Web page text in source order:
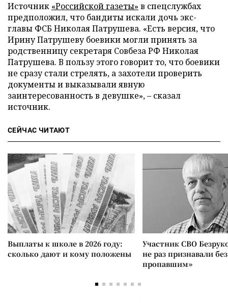
Источник «Российской газеты» в спецслужбах
предположил, что бандиты искали дочь экс-
главы ФСБ Николая Патрушева. «Есть версия, что
Ирину Патрушеву боевики могли принять за
родственницу секретаря Совбеза РФ Николая
Патрушева. В пользу этого говорит то, что боевики
не сразу стали стрелять, а захотели проверить
документы и выказывали явную
заинтересованность в девушке», – сказал
источник.
СЕЙЧАС ЧИТАЮТ
Выплаты к школе в 2026 году:
сколько дают и кому положены
Участник СВО
не раз признавали
пропавшим»